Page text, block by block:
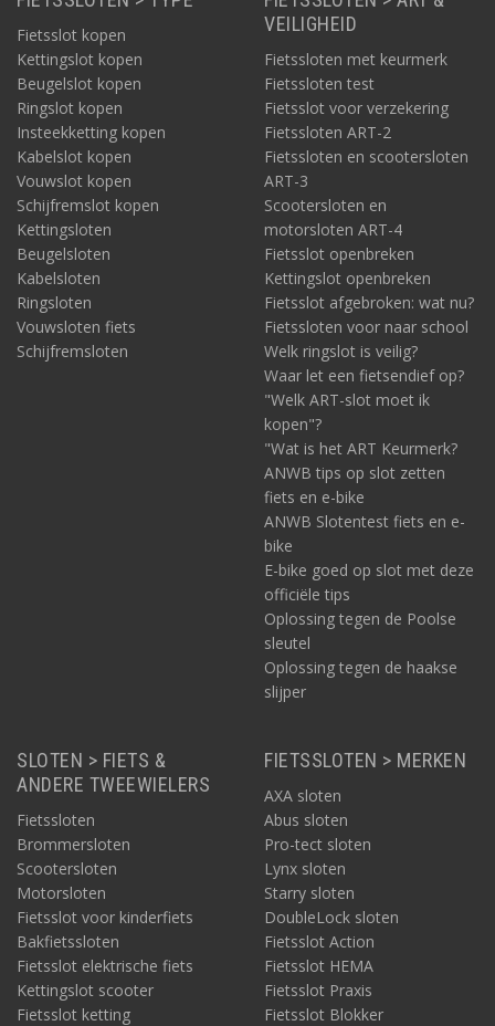
Fietsslot kopen
Kettingslot kopen
Beugelslot kopen
Ringslot kopen
Insteekketting kopen
Kabelslot kopen
Vouwslot kopen
Schijfremslot kopen
Kettingsloten
Beugelsloten
Kabelsloten
Ringsloten
Vouwsloten fiets
Schijfremsloten
VEILIGHEID
Fietssloten met keurmerk
Fietssloten test
Fietsslot voor verzekering
Fietssloten ART-2
Fietssloten en scootersloten
ART-3
Scootersloten en
motorsloten ART-4
Fietsslot openbreken
Kettingslot openbreken
Fietsslot afgebroken: wat nu?
Fietssloten voor naar school
Welk ringslot is veilig?
Waar let een fietsendief op?
"Welk ART-slot moet ik
kopen"?
"Wat is het ART Keurmerk?
ANWB tips op slot zetten
fiets en e-bike
ANWB Slotentest fiets en e-
bike
E-bike goed op slot met deze
officiële tips
Oplossing tegen de Poolse
sleutel
Oplossing tegen de haakse
slijper
SLOTEN > FIETS &
ANDERE TWEEWIELERS
Fietssloten
Brommersloten
Scootersloten
Motorsloten
Fietsslot voor kinderfiets
Bakfietssloten
Fietsslot elektrische fiets
Kettingslot scooter
Fietsslot ketting
FIETSSLOTEN > MERKEN
AXA sloten
Abus sloten
Pro-tect sloten
Lynx sloten
Starry sloten
DoubleLock sloten
Fietsslot Action
Fietsslot HEMA
Fietsslot Praxis
Fietsslot Blokker